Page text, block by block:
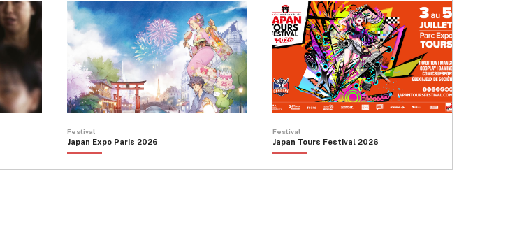
Festival
Japan Expo Paris 2026
Festival
Japan Tours Festival 2026